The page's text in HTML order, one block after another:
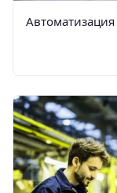
Автоматизация